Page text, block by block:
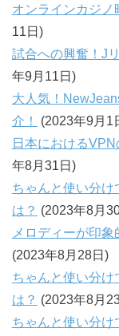
オンラインカジノ
11日)
試合への興奮！J
年9月11日)
大人気！
介！
(2023年9月1
日本における
年8月31日)
ちゃんと使い分
は？ (2023年8月
メロディーが印
(2023年8月28日)
ちゃんと使い分
は？ (2023年8月
ちゃんと使い分